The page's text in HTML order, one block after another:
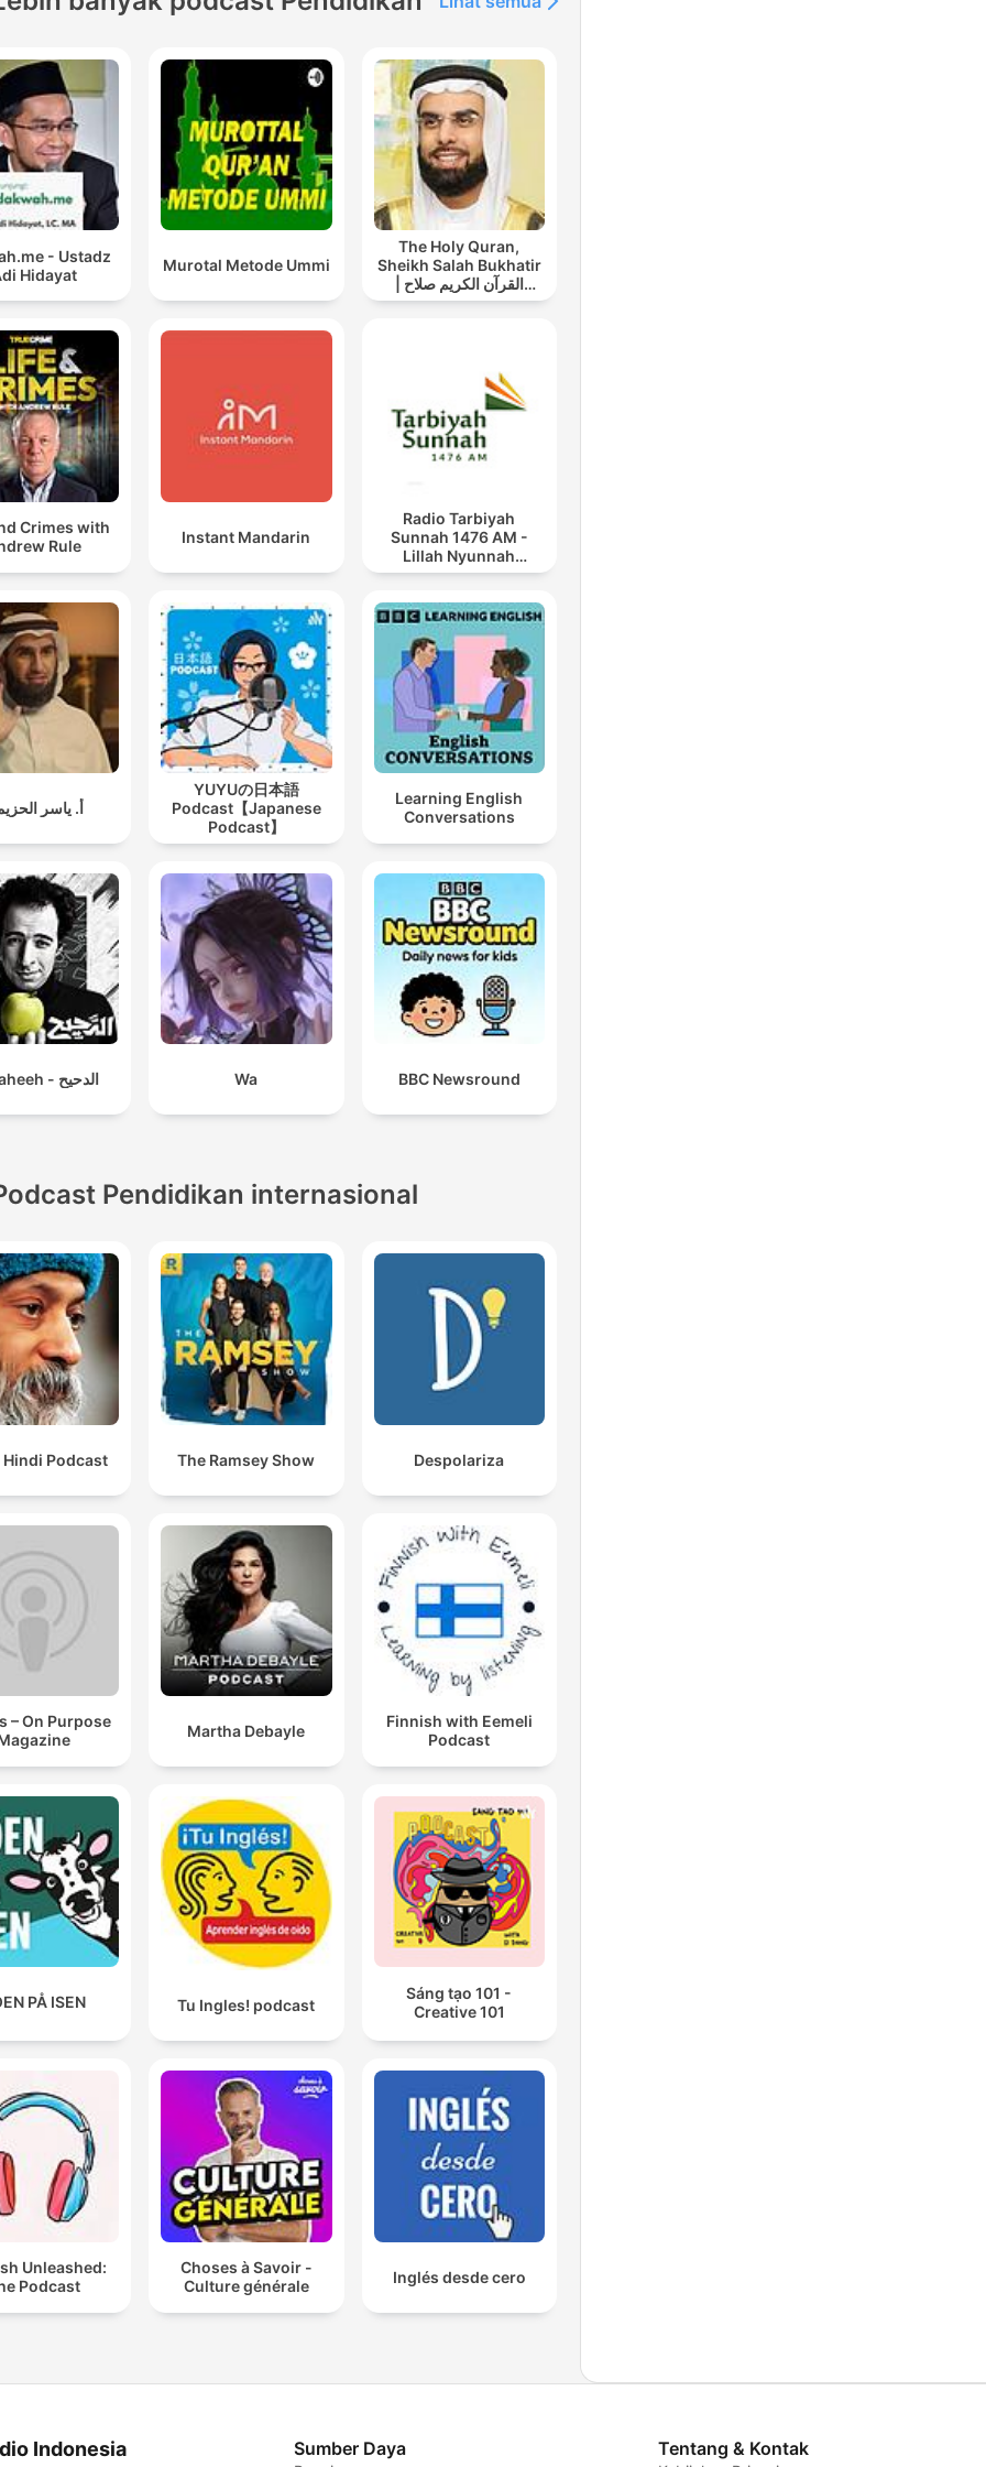
- Ustadz
Hidayat
Murotal Metode Ummi
The Holy Quran,
Sheikh Salah Bukhatir
بوخاطر
Crimes with
Rule
Instant Mandarin
Radio Tarbiyah
Sunnah 1476 AM -
Lillah Nyunnah
Merenah
أ. ياسر
YUYUの日本語
Podcast【Japanese
Podcast】
Learning English
Conversations
El Daheeh - الدحيح Wa BBC Newsround
Pendidikan internasional
Hindi Podcast The Ramsey Show Despolariza
– On Purpose
Martha Debayle
Finnish with Eemeli
Podcast
PÅ ISEN Tu Ingles! podcast
Sáng tạo 101 -
Creative 101
Unleashed:
Podcast
Choses à Savoir -
Culture générale
Inglés desde cero
Indonesia Sumber Daya Tentang & Kontak